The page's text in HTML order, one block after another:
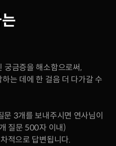
궁금증을 해소함으로써,
는 데에 한 걸음 더 다가갈 수
3개를 보내주시면 연사님이
질문 500자 이내)
적으로 답변됩니다.